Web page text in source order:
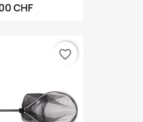
CHF
favorite_border